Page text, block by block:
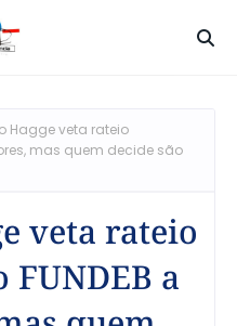
Hagge veta rateio
mas quem decide são
veta rateio
a